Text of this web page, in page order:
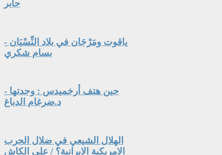
جابر
ياقوت ومَرْجَان في بلاد النِّسْيَان -
بسام شكري
حين هتف أرخميدس : وجدتها -
د.ضرغام الدباغ
الهلال الشيعي في ضلال الحرب
الامريكية الايرانية؟ / علي الكاش